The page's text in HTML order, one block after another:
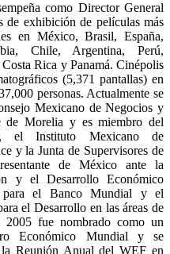
como Director General
de exhibición de películas más
en México, Brasil, España,
Chile, Argentina, Perú,
Rica y Panamá. Cinépolis
(5,371 pantallas) en
personas. Actualmente se
Mexicano de Negocios y
de Morelia y es miembro del
el Instituto Mexicano de
y la Junta de Supervisores de
de México ante la
y el Desarrollo Económico
para el Banco Mundial y el
el Desarrollo en las áreas de
2005 fue nombrado como un
Económico Mundial y se
la Reunión Anual del WEF en